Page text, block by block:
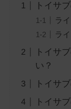
トイサ
ラ
ラ
トイサ
い？
トイサ
トイサ